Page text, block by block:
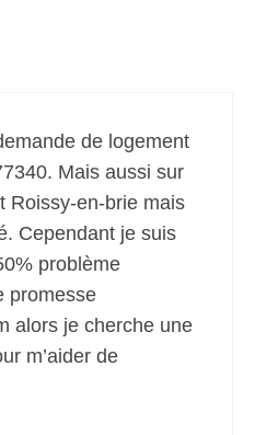
de logement
Mais aussi sur
Roissy-en-brie mais
Cependant je suis
problème
promesse
alors je cherche une
m’aider de